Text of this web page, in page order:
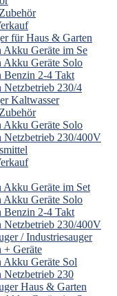
für Haus & Garten
Akku Geräte im Se
Akku Geräte Solo
Benzin 2-4 Takt
Netzbetrieb 230/4
Kaltwasser
Akku Geräte Solo
Netzbetrieb 230/400V
Akku Geräte im Set
Akku Geräte Solo
Benzin 2-4 Takt
Netzbetrieb 230/400V
/ Industriesauger
+ Geräte
Akku Geräte Sol
Netzbetrieb 230
Haus & Garten